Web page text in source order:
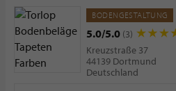
BODENGESTALTUNG
5.0/5.0 (3)
Kreuzstraße 37
44139 Dortmund
Deutschland